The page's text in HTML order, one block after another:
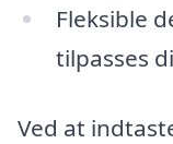
Fleksible
tilpasses
Ved at